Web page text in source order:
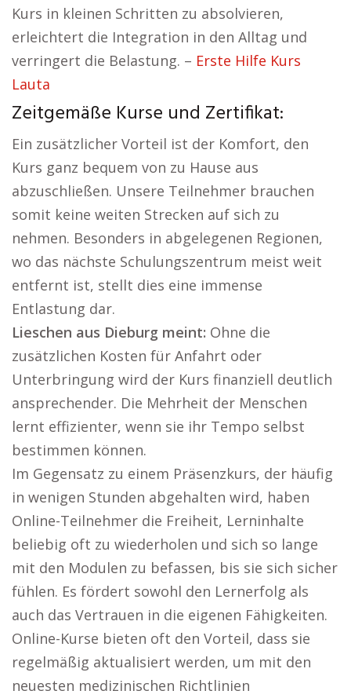
Kurs in kleinen Schritten zu absolvieren,
erleichtert die Integration in den Alltag und
verringert die Belastung. – Erste Hilfe Kurs
Lauta
Zeitgemäße Kurse und Zertifikat:
Ein zusätzlicher Vorteil ist der Komfort, den
Kurs ganz bequem von zu Hause aus
abzuschließen. Unsere Teilnehmer brauchen
somit keine weiten Strecken auf sich zu
nehmen. Besonders in abgelegenen Regionen,
wo das nächste Schulungszentrum meist weit
entfernt ist, stellt dies eine immense
Entlastung dar.
Lieschen aus Dieburg meint: Ohne die
zusätzlichen Kosten für Anfahrt oder
Unterbringung wird der Kurs finanziell deutlich
ansprechender. Die Mehrheit der Menschen
lernt effizienter, wenn sie ihr Tempo selbst
bestimmen können.
Im Gegensatz zu einem Präsenzkurs, der häufig
in wenigen Stunden abgehalten wird, haben
Online-Teilnehmer die Freiheit, Lerninhalte
beliebig oft zu wiederholen und sich so lange
mit den Modulen zu befassen, bis sie sich sicher
fühlen. Es fördert sowohl den Lernerfolg als
auch das Vertrauen in die eigenen Fähigkeiten.
Online-Kurse bieten oft den Vorteil, dass sie
regelmäßig aktualisiert werden, um mit den
neuesten medizinischen Richtlinien